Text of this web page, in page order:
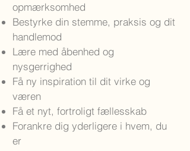
opmærksomhed
Bestyrke din stemme, praksis og dit
handlemod
Lære med åbenhed og
nysgerrighed
Få ny inspiration til dit virke og
væren
Få et nyt, fortroligt fællesskab
Forankre dig yderligere i hvem, du
er